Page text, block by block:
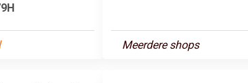
Meerdere shops